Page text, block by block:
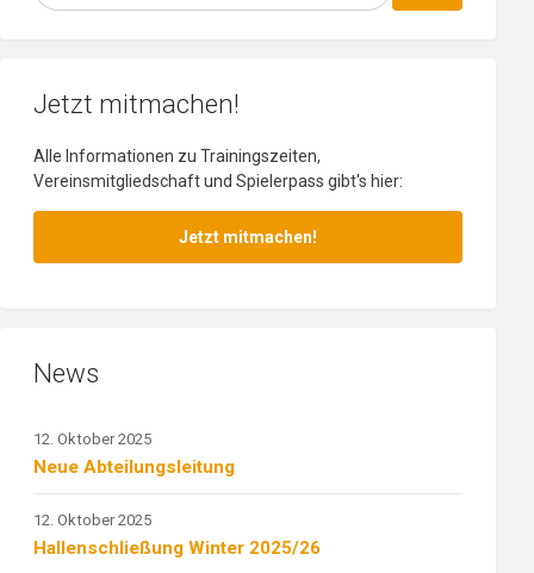
Jetzt mitmachen!
Alle Informationen zu Trainingszeiten,
Vereinsmitgliedschaft und Spielerpass gibt's hier:
Jetzt mitmachen!
News
Neue Abteilungsleitung
12. Oktober 2025
Hallenschließung Winter 2025/26
12. Oktober 2025